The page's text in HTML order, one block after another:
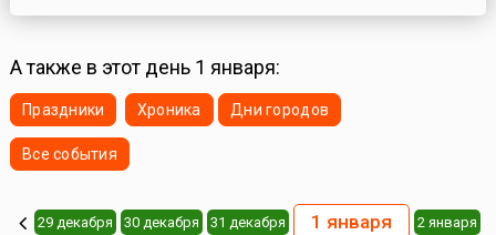
А также в этот день 1 января:
Праздники Хроника Дни городов
Все события
29 декабря 30 декабря 31 декабря 1 января 2 января